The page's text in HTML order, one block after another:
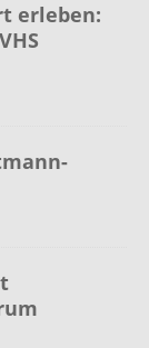
erleben: